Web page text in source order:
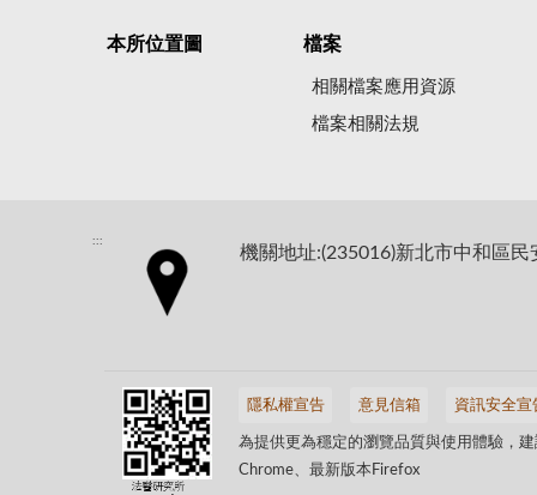
本所位置圖 檔案
相關檔案應用資源
檔案相關法規
:::
機關地址:(235016)新北市中和區民
隱私權宣告 意見信箱 資訊安全宣
為提供更為穩定的瀏覽品質與使用體驗，
Chrome、最新版本Firefox